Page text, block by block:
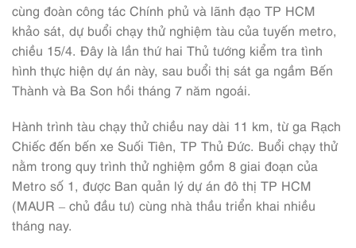
cùng đoàn công tác Chính phủ và lãnh đạo TP HCM
khảo sát, dự buổi chạy thử nghiệm tàu của tuyến metro,
chiều 15/4. Đây là lần thứ hai Thủ tướng kiểm tra tình
hình thực hiện dự án này, sau buổi thị sát ga ngầm Bến
Thành và Ba Son hồi tháng 7 năm ngoái.
Hành trình tàu chạy thử chiều nay dài 11 km, từ ga Rạch
Chiếc đến bến xe Suối Tiên, TP Thủ Đức. Buổi chạy thử
nằm trong quy trình thử nghiệm gồm 8 giai đoạn của
Metro số 1, được Ban quản lý dự án đô thị TP HCM
(MAUR – chủ đầu tư) cùng nhà thầu triển khai nhiều
tháng nay.